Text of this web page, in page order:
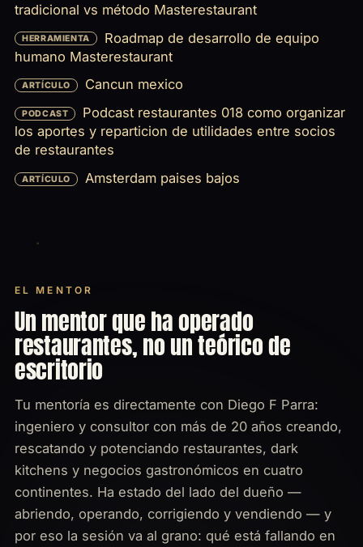
tradicional vs método Masterestaurant
HERRAMIENTA
Roadmap de desarrollo de equipo
humano Masterestaurant
ARTÍCULO Cancun mexico
PODCAST
Podcast restaurantes 018 como organizar
los aportes y reparticion de utilidades entre socios
de restaurantes
ARTÍCULO Amsterdam paises bajos
EL MENTOR
Un mentor que ha operado
restaurantes, no un teórico de
escritorio
Tu mentoría es directamente con Diego F Parra:
ingeniero y consultor con más de 20 años creando,
rescatando y potenciando restaurantes, dark
kitchens y negocios gastronómicos en cuatro
continentes. Ha estado del lado del dueño —
abriendo, operando, corrigiendo y vendiendo — y
por eso la sesión va al grano: qué está fallando en